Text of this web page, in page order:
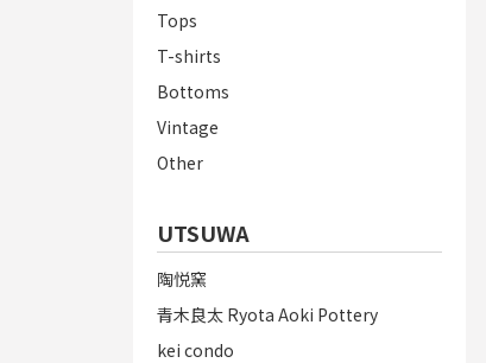
Tops
T-shirts
Bottoms
Vintage
Other
UTSUWA
陶悦窯
青木良太 Ryota Aoki Pottery
kei condo